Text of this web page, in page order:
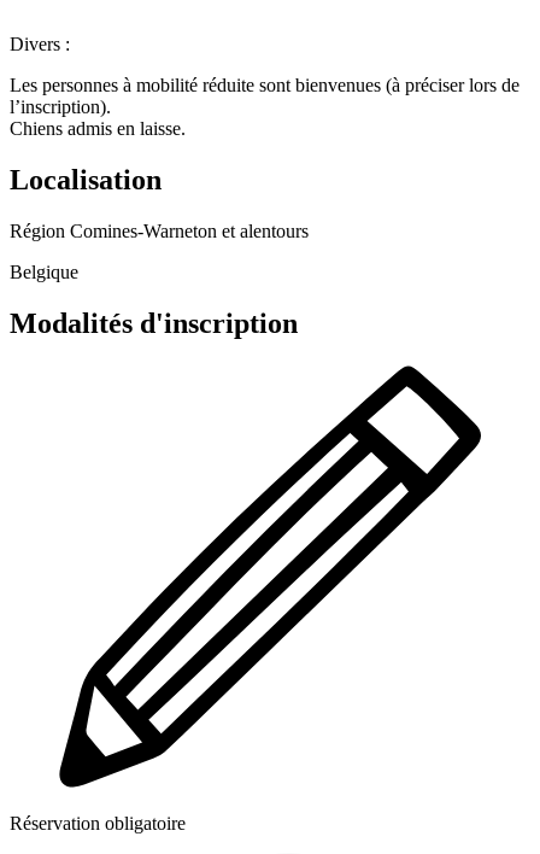
Divers :
Les personnes à mobilité réduite sont bienvenues (à préciser lors de
l’inscription).
Chiens admis en laisse.
Localisation
Région Comines-Warneton et alentours
Belgique
Modalités d'inscription
Réservation obligatoire